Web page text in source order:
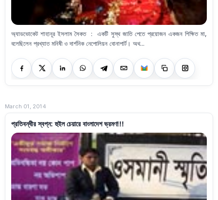
অ্যাডভোকেট শাহানূর ইসলাম সৈকত : একটি সুস্থ জাতি পেতে প্রয়োজন একজন শিক্ষিত মা,
বলেছিলেন প্রখ্যাত মনিষী ও দার্শনিক নেপোলিয়ন বোনাপার্ট। অথ...
March 01, 2014
প্রতিবন্ধীর স্বপ্ন: হুইল চেয়ারে বাংলাদেশ ভ্রমণ!!!